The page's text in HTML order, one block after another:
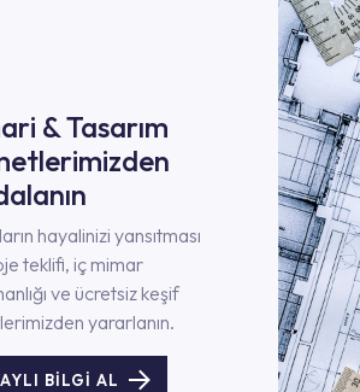
& Tasarım
hayalinizi yansıtması
teklifi, iç mimar
ve ücretsiz keşif
yararlanın.
BİLGİ AL